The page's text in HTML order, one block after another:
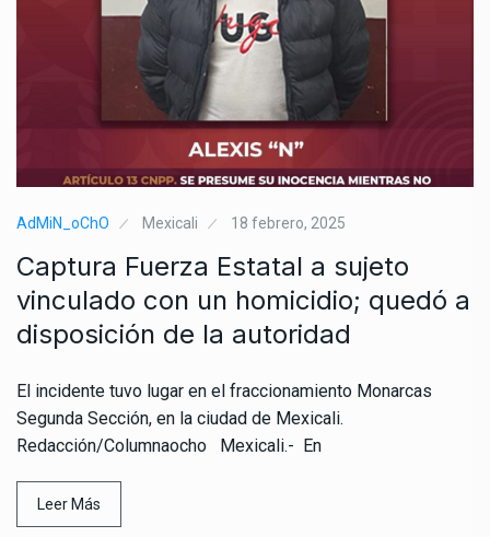
AdMiN_oChO Mexicali 18 febrero, 2025
Captura Fuerza Estatal a sujeto
vinculado con un homicidio; quedó a
disposición de la autoridad
El incidente tuvo lugar en el fraccionamiento Monarcas
Segunda Sección, en la ciudad de Mexicali.
Redacción/Columnaocho Mexicali.- En
Leer Más